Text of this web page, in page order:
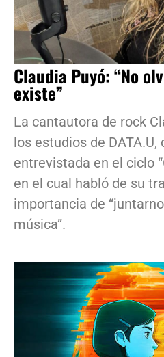
Claudia Puyó: “No
existe”
La cantautora de rock
los estudios de DATA.U,
entrevistada en el ciclo
en el cual habló de su
importancia de
música”.